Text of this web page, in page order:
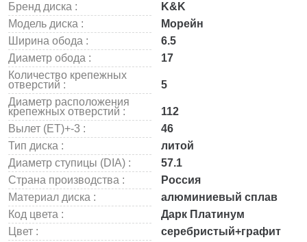
Бренд диска :
K&K
Модель диска :
Морейн
Ширина обода :
6.5
Диаметр обода :
17
Количество крепежных
отверстий :
5
Диаметр расположения
крепежных отверстий :
112
Вылет (ET)+-3 :
46
Тип диска :
литой
Диаметр ступицы (DIA) :
57.1
Страна производства :
Россия
Материал диска :
алюминиевый сплав
Код цвета :
Дарк Платинум
Цвет :
серебристый+графит